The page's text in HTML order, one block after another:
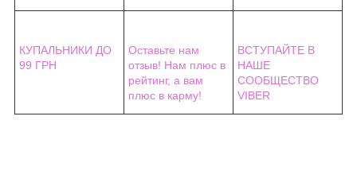
КУПАЛЬНИКИ ДО
99 ГРН
Оставьте нам
отзыв! Нам плюс в
рейтинг, а вам
плюс в карму!
ВСТУПАЙТЕ В
НАШЕ
СООБЩЕСТВО
VIBER